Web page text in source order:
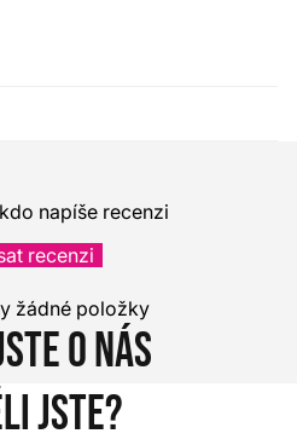
napíše recenzi
recenzi
žádné položky
o nás
jste?